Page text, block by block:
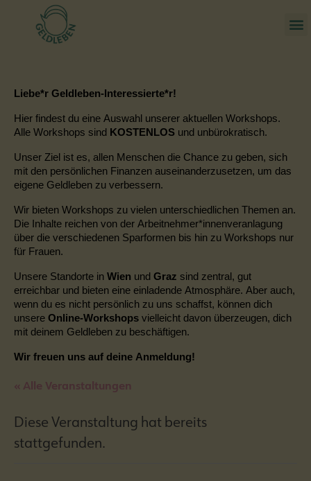
Liebe*r Geldleben-Interessierte*r!
Hier findest du eine Auswahl unserer aktuellen Workshops.
Alle Workshops sind KOSTENLOS und unbürokratisch.
Unser Ziel ist es, allen Menschen die Chance zu geben, sich
mit den persönlichen Finanzen auseinanderzusetzen, um das
eigene Geldleben zu verbessern.
Wir bieten Workshops zu vielen unterschiedlichen Themen an.
Die Inhalte reichen von der Arbeitnehmer*innenveranlagung
über die verschiedenen Sparformen bis hin zu Workshops nur
für Frauen.
Unsere Standorte in Wien und Graz sind zentral, gut
erreichbar und bieten eine einladende Atmosphäre. Aber auch,
wenn du es nicht persönlich zu uns schaffst, können dich
unsere Online-Workshops vielleicht davon überzeugen, dich
mit deinem Geldleben zu beschäftigen.
Wir freuen uns auf deine Anmeldung!
« Alle Veranstaltungen
Diese Veranstaltung hat bereits
stattgefunden.